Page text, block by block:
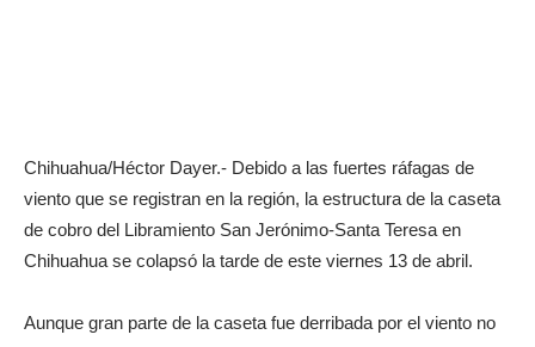
Chihuahua/Héctor Dayer.- Debido a las fuertes ráfagas de
viento que se registran en la región, la estructura de la caseta
de cobro del Libramiento San Jerónimo-Santa Teresa en
Chihuahua se colapsó la tarde de este viernes 13 de abril.
Aunque gran parte de la caseta fue derribada por el viento no